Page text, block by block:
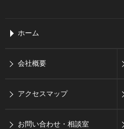
ホーム
会社概要
アクセスマップ
お問い合わせ・相談室